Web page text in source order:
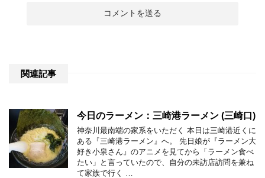
関連記事
今日のラーメン：三崎港ラーメン (三崎口)
神奈川最南端の家系をいただく 本日は三崎港近くに
ある『三崎港ラーメン』へ。 先日娘が『ラーメン大
好き小泉さん』のアニメを見てから「ラーメン食べ
たい」と言っていたので、自分の未訪店訪問を兼ね
て家族で行く …